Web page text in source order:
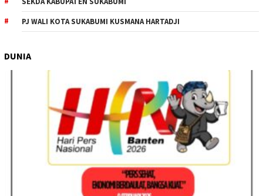
PJ WALI KOTA SUKABUMI KUSMANA HARTADJI
DUNIA